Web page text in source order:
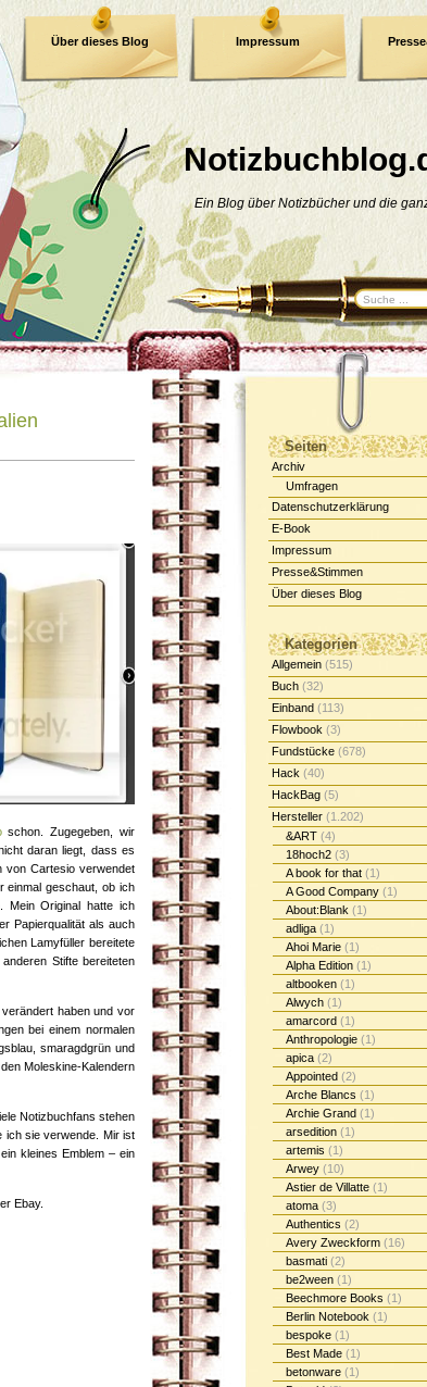
Ein Blog über Notizbücher und die
Über dieses Blog Impressum
Datenschutzerklärung
schon. Zugegeben, wir
daran liegt, dass es
Cartesio verwendet
einmal geschaut, ob ich
Mein Original hatte ich
Papierqualität als auch
Lamyfüller bereitete
Stifte bereiteten
haben und vor
bei einem normalen
smaragdgrün und
Moleskine-Kalendern
Notizbuchfans stehen
ich sie verwende. Mir ist
kleines Emblem – ein
Ebay.
Seiten
Archiv
Umfragen
Datenschutzerklärung
E-Book
Impressum
Presse&Stimmen
Über dieses Blog
Kategorien
Allgemein (515)
Buch (32)
Einband (113)
Flowbook (3)
Fundstücke (678)
Hack (40)
HackBag (5)
Hersteller (1.202)
&ART (4)
18hoch2 (3)
A book for that (1)
A Good Company (1)
About:Blank (1)
adliga (1)
Ahoi Marie (1)
Alpha Edition (1)
altbooken (1)
Alwych (1)
amarcord (1)
Anthropologie (1)
apica (2)
Appointed (2)
Arche Blancs (1)
Archie Grand (1)
arsedition (1)
artemis (1)
Arwey (10)
Astier de Villatte (1)
atoma (3)
Authentics (2)
Avery Zweckform (16)
basmati (2)
be2ween (1)
Beechmore Books (1)
Berlin Notebook (1)
bespoke (1)
Best Made (1)
betonware (1)